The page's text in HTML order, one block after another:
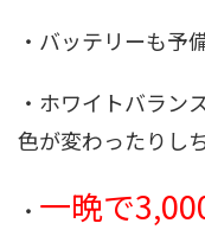
・バッテリーも予
・ホワイトバラン
色が変わったりし
・ 一晩で